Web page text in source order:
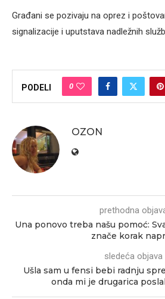
Građani se pozivaju na oprez i
signalizacije i uputstava nadležnih
PODELI 0
OZON
prethodna
Una ponovo treba našu pomoć:
znače korak
sledeća objava
Ušla sam u fensi bebi radnju
onda mi je drugarica